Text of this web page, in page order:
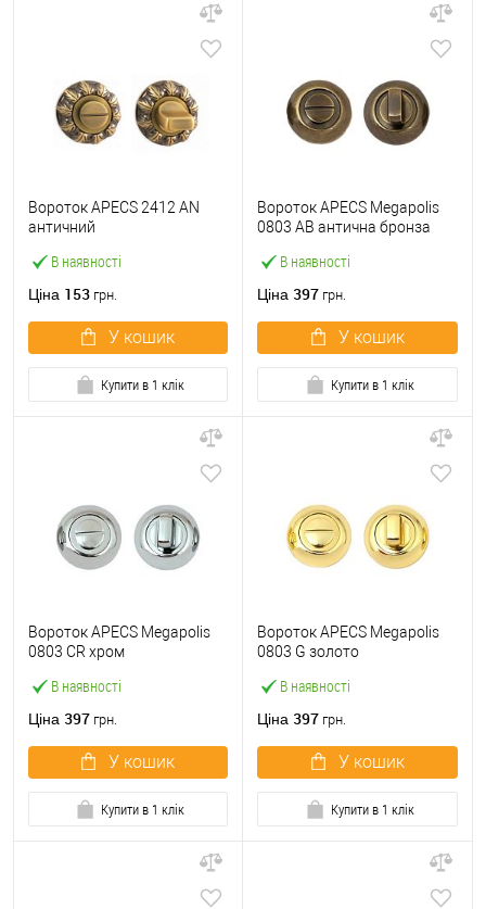
В наявності
Вороток APECS 2412 AN
античний
Ціна 153 грн.
У кошик
Купити в 1 клік
В наявності
Вороток APECS Megapolis
0803 AB антична бронза
Ціна 397 грн.
У кошик
Купити в 1 клік
В наявності
Вороток APECS Megapolis
0803 CR хром
Ціна 397 грн.
У кошик
Купити в 1 клік
В наявності
Вороток APECS Megapolis
0803 G золото
Ціна 397 грн.
У кошик
Купити в 1 клік